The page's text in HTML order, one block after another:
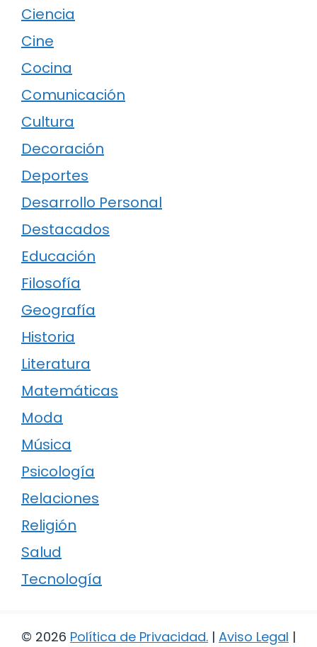
Ciencia
Cine
Cocina
Comunicación
Cultura
Decoración
Deportes
Desarrollo Personal
Destacados
Educación
Filosofía
Geografía
Historia
Literatura
Matemáticas
Moda
Música
Psicología
Relaciones
Religión
Salud
Tecnología
© 2026 Política de Privacidad. | Aviso Legal |